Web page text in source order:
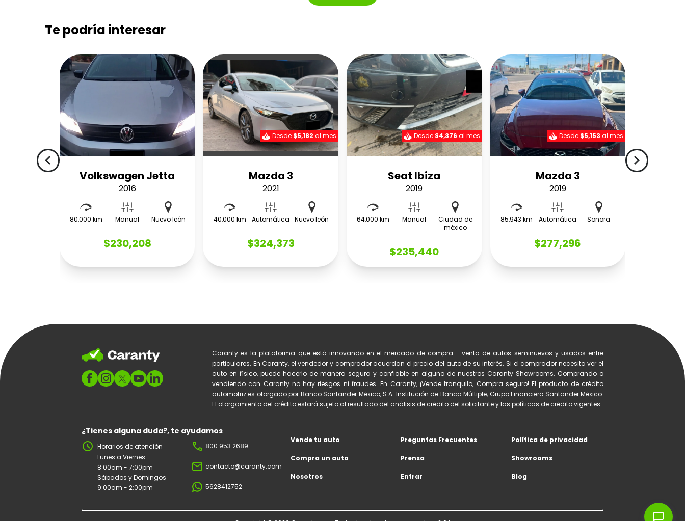
Te podría interesar
navigate_before
Volkswagen Jetta
2016
80,000 km Manual Nuevo león
$230,208
Desde $5,182 al mes
Mazda 3
2021
40,000 km Automática Nuevo león
$324,373
Desde $4,376 al mes
Seat Ibiza
2019
64,000 km Manual
Ciudad de
méxico
$235,440
Desde $5,153 al mes
Mazda 3
2019
85,943 km Automática Sonora
$277,296
navigate_next
Caranty es la plataforma que está innovando en el mercado de compra - venta de autos seminuevos y usados entre
particulares. En Caranty, el vendedor y comprador acuerdan el precio del auto de su interés. Si el comprador necesita ver el
auto en físico, puede hacerlo de manera segura y confiable en alguno de nuestros Caranty Showrooms. Comprando o
vendiendo con Caranty no hay riesgos ni fraudes. En Caranty, ¡Vende tranquilo, Compra seguro! El producto de crédito
automotriz es otorgado por Banco Santander México, S.A. Institución de Banca Múltiple, Grupo Financiero Santander México.
El otorgamiento del crédito estará sujeto al resultado del análisis de crédito del solicitante y las políticas de crédito vigentes.
¿Tienes alguna duda?, te ayudamos
schedule Horarios de atención
Lunes a Viernes
8:00am - 7:00pm
Sábados y Domingos
9:00am - 2:00pm
phone 800 953 2689
mail_outline contacto@caranty.com
5628412752
Vende tu auto Preguntas Frecuentes Política de privacidad
Compra un auto Prensa Showrooms
Nosotros Entrar Blog
chat_bubble